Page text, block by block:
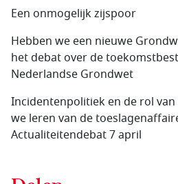
Een onmogelijk zijspoor
Hebben we een nieuwe
het debat over de
Nederlandse Grondwet
Incidentenpolitiek en de rol
we leren van de
Actualiteitendebat 7 april